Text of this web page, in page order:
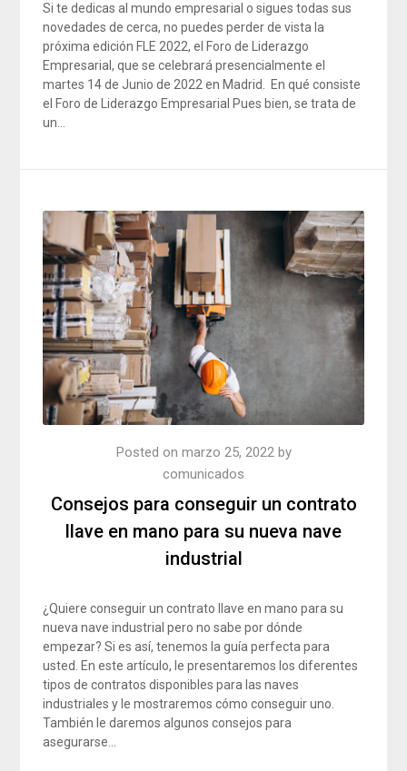
Si te dedicas al mundo empresarial o sigues todas sus
novedades de cerca, no puedes perder de vista la
próxima edición FLE 2022, el Foro de Liderazgo
Empresarial, que se celebrará presencialmente el
martes 14 de Junio de 2022 en Madrid. En qué consiste
el Foro de Liderazgo Empresarial Pues bien, se trata de
un…
Consejos para conseguir un contrato
llave en mano para su nueva nave
industrial
Posted on marzo 25, 2022 by
comunicados
¿Quiere conseguir un contrato llave en mano para su
nueva nave industrial pero no sabe por dónde
empezar? Si es así, tenemos la guía perfecta para
usted. En este artículo, le presentaremos los diferentes
tipos de contratos disponibles para las naves
industriales y le mostraremos cómo conseguir uno.
También le daremos algunos consejos para
asegurarse…